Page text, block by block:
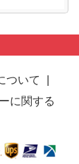
ついて
に関する